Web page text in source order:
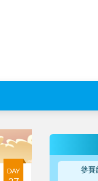
DAY 參賽